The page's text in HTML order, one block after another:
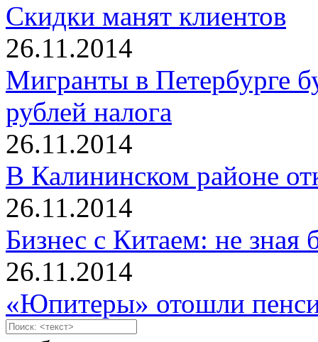
Скидки манят клиентов
26.11.2014
Мигранты в Петербурге
рублей налога
26.11.2014
В Калининском районе
26.11.2014
Бизнес с Китаем: не зная
26.11.2014
«Юпитеры» отошли